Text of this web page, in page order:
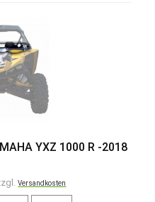
YXZ 1000 R -2018
Versandkosten